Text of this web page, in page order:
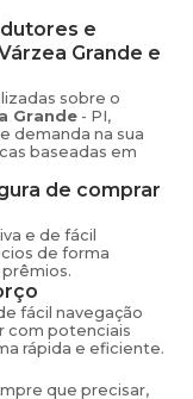
e
Grande e
sobre o
Grande - PI,
demanda na sua
baseadas em
de comprar
e de fácil
de forma
fácil navegação
com potenciais
rápida e eficiente.
que precisar,